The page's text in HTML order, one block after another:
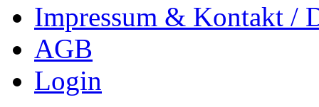
Impressum & Kontakt /
AGB
Login